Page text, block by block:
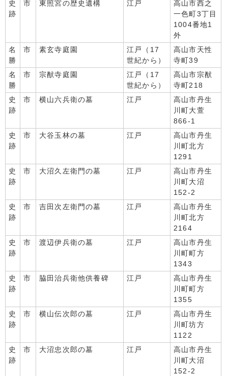
史
跡
市 東照宮の歴史遺構 江戸
高山市西之
一色町3丁目
1004番地1
外
名
勝
市 素玄寺庭園
江戸（17
世紀から）
高山市天性
寺町39
名
勝
市 宗猷寺庭園
江戸（17
世紀から）
高山市宗猷
寺町218
史
跡
市 横山六兵衛の墓 江戸
高山市丹生
川町大萱
866-1
史
跡
市 大谷玉林の墓 江戸
高山市丹生
川町北方
1291
史
跡
市 大沼久左衛門の墓 江戸
高山市丹生
川町大沼
152-2
史
跡
市 吉田次左衛門の墓 江戸
高山市丹生
川町北方
2164
史
跡
市 渡辺伊兵衛の墓 江戸
高山市丹生
川町町方
1343
史
跡
市 脇田治兵衛他供養碑 江戸
高山市丹生
川町町方
1355
史
跡
市 横山伝次郎の墓 江戸
高山市丹生
川町坊方
1122
史
跡
市 大沼忠次郎の墓 江戸
高山市丹生
川町大沼
152-2